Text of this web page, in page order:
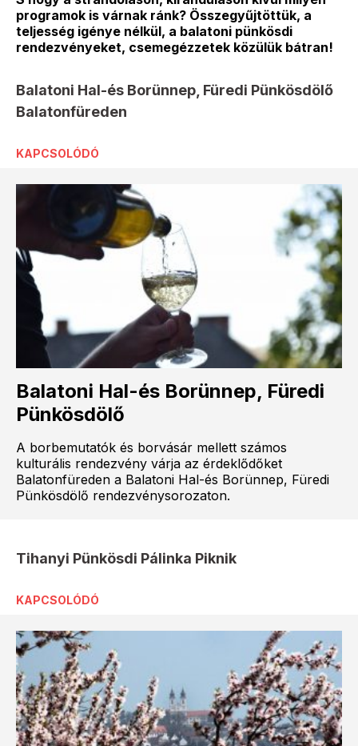
programok is várnak ránk? Összegyűjtöttük, a
teljesség igénye nélkül, a balatoni pünkösdi
rendezvényeket, csemegézzetek közülük bátran!
Balatoni Hal-és Borünnep, Füredi Pünkösdölő
Balatonfüreden
KAPCSOLÓDÓ
Balatoni Hal-és Borünnep, Füredi
Pünkösdölő
A borbemutatók és borvásár mellett számos
kulturális rendezvény várja az érdeklődőket
Balatonfüreden a Balatoni Hal-és Borünnep, Füredi
Pünkösdölő rendezvénysorozaton.
Tihanyi Pünkösdi Pálinka Piknik
KAPCSOLÓDÓ